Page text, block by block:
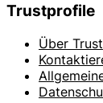
Trustprofile
Über